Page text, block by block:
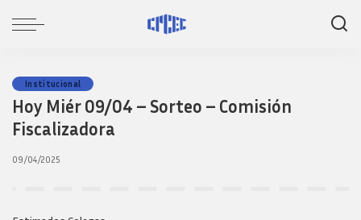
Institucional
Hoy Miér 09/04 – Sorteo – Comisión
Fiscalizadora
09/04/2025